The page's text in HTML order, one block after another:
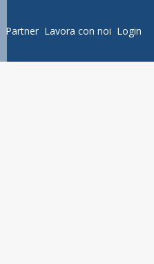
Partner Lavora con noi Login